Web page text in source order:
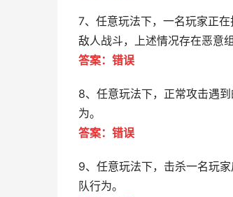
7、任意玩法下，一名玩家正
敌人战斗，上述情况存在恶意组
答案：错误
8、任意玩法下，正常攻击遇
为。
答案：错误
9、任意玩法下，击杀一名玩
队行为。